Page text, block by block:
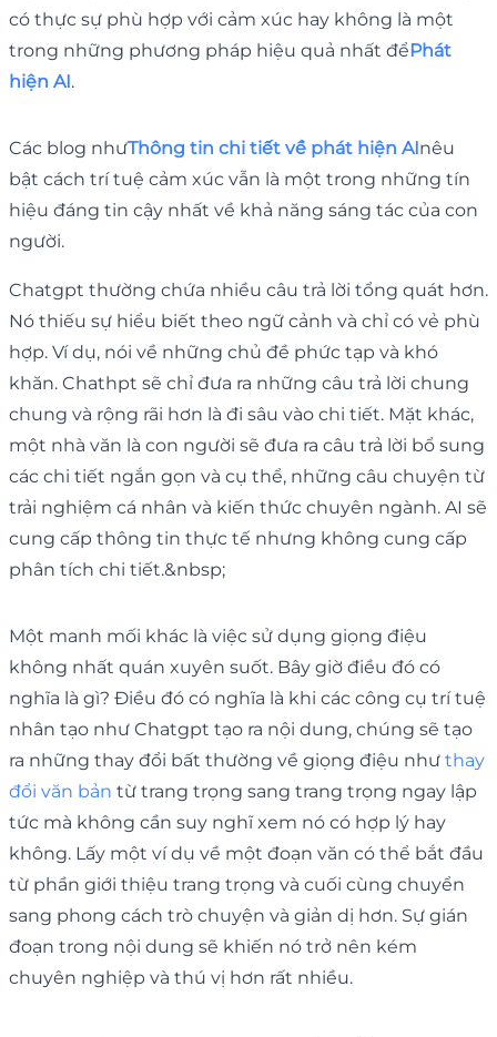
có thực sự phù hợp với cảm xúc hay không là một
trong những phương pháp hiệu quả nhất đểPhát
hiện AI.
Các blog nhưThông tin chi tiết về phát hiện AInêu
bật cách trí tuệ cảm xúc vẫn là một trong những tín
hiệu đáng tin cậy nhất về khả năng sáng tác của con
người.
Chatgpt thường chứa nhiều câu trả lời tổng quát hơn.
Nó thiếu sự hiểu biết theo ngữ cảnh và chỉ có vẻ phù
hợp. Ví dụ, nói về những chủ đề phức tạp và khó
khăn. Chathpt sẽ chỉ đưa ra những câu trả lời chung
chung và rộng rãi hơn là đi sâu vào chi tiết. Mặt khác,
một nhà văn là con người sẽ đưa ra câu trả lời bổ sung
các chi tiết ngắn gọn và cụ thể, những câu chuyện từ
trải nghiệm cá nhân và kiến thức chuyên ngành. AI sẽ
cung cấp thông tin thực tế nhưng không cung cấp
phân tích chi tiết.&nbsp;
Một manh mối khác là việc sử dụng giọng điệu
không nhất quán xuyên suốt. Bây giờ điều đó có
nghĩa là gì? Điều đó có nghĩa là khi các công cụ trí tuệ
nhân tạo như Chatgpt tạo ra nội dung, chúng sẽ tạo
ra những thay đổi bất thường về giọng điệu như thay
đổi văn bản từ trang trọng sang trang trọng ngay lập
tức mà không cần suy nghĩ xem nó có hợp lý hay
không. Lấy một ví dụ về một đoạn văn có thể bắt đầu
từ phần giới thiệu trang trọng và cuối cùng chuyển
sang phong cách trò chuyện và giản dị hơn. Sự gián
đoạn trong nội dung sẽ khiến nó trở nên kém
chuyên nghiệp và thú vị hơn rất nhiều.